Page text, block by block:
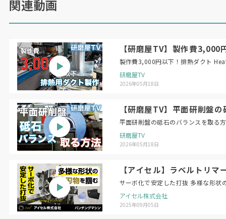
関連動画
【研磨屋TV】製作費
製作
研磨屋TV
2026年05月18日
【研磨屋TV】平面研削
研磨屋TV
2026年05月18日
【アイセル】ラベルトリ
サーボ化で安定した打抜 多様な形状
アイセル株式会社
2025年09月05日